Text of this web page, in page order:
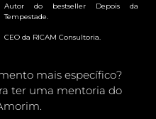
Autor do bestseller Depois da
Tempestade.
CEO da RICAM Consultoria.
mais específico?
ter uma mentoria do